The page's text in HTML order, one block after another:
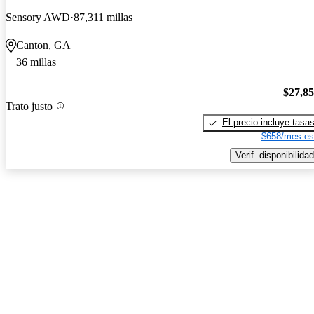
Sensory AWD 87,311 millas
Canton, GA
36 millas
Trato justo
El precio incluye tasas
$658/mes
Verif. disponibilidad